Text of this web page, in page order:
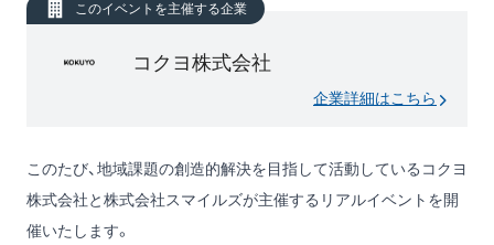
このイベントを主催する企業
コクヨ株式会社
企業詳細はこちら
このたび、地域課題の創造的解決を目指して活動しているコクヨ
株式会社と株式会社スマイルズが主催するリアルイベントを開
催いたします。